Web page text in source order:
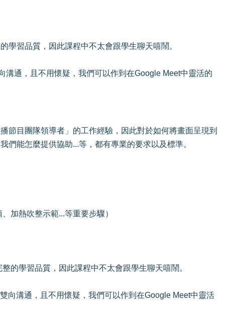
學習品質，因此課程中不太會跟學生聊天嘻鬧。
通，且不用懷疑，我們可以作到在Google Meet中靈活的
節目團隊領導者」的工作經驗，因此對於如何將畫面呈現到
能怎麼提供協助...等，都有專業的要求以及標準。
加熱吹整示範...等重要步驟）
的學習品質，因此課程中不太會跟學生聊天嘻鬧。
向溝通，且不用懷疑，我們可以作到在Google Meet中靈活